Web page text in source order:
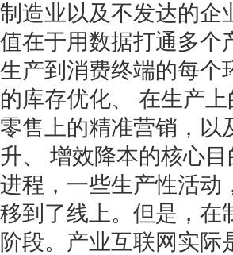
制造业以及不发达的企
值在于用数据打通多个
生产到消费终端的每个
的库存优化、 在生产
零售上的精准营销，以
升、 增效降本的核心
进程，一些生产性活动
移到了线上。但是，在
阶段。产业互联网实
获得产品报价方案
1万个想法不如1次的方案落地
扫码添加[商务总监]沟通方案
扫码沟通